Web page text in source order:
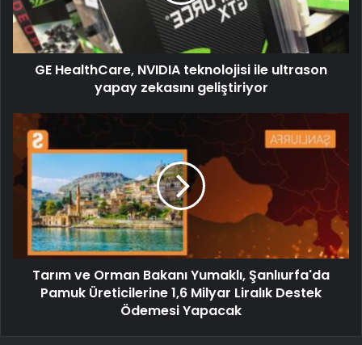
GE HealthCare, NVIDIA teknolojisi ile ultrason
yapay zekasını geliştiriyor
Tarım ve Orman Bakanı Yumaklı, Şanlıurfa'da
Pamuk Üreticilerine 1,6 Milyar Liralık Destek
Ödemesi Yapacak